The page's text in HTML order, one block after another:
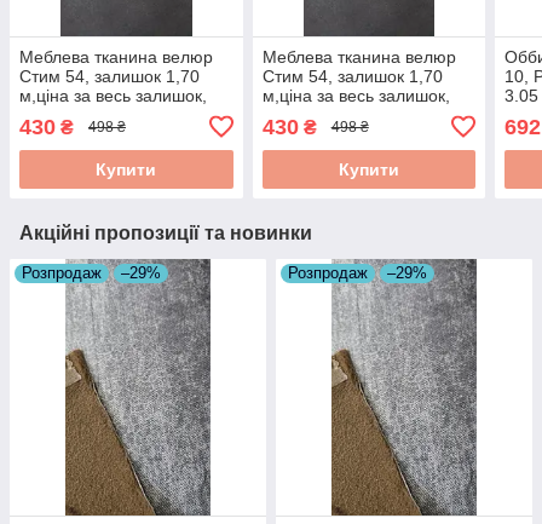
Меблева тканина велюр
Стим 54, залишок 1,70
м,ціна за весь залишок,
для дивана, тканина для
оббивки меблів,
розпродаж
430 ₴ 498 ₴
Купити
Меблева тканина велюр
Стим 54, залишок 1,70
м,ціна за весь залишок,
для дивана, тканина для
оббивки меблів,
розпродаж
430₴ 498 ₴
Купити
10,
3.05
692
Акційні пропозиції та новинки
Розпродаж –29% Розпродаж –29%